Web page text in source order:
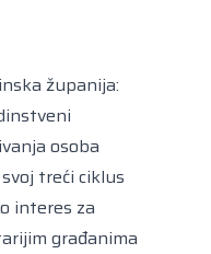
županija:
osoba
treći ciklus
interes za
građanima